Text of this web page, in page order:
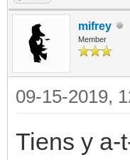
mifrey
Member
09-15-2019,
Tiens y a-